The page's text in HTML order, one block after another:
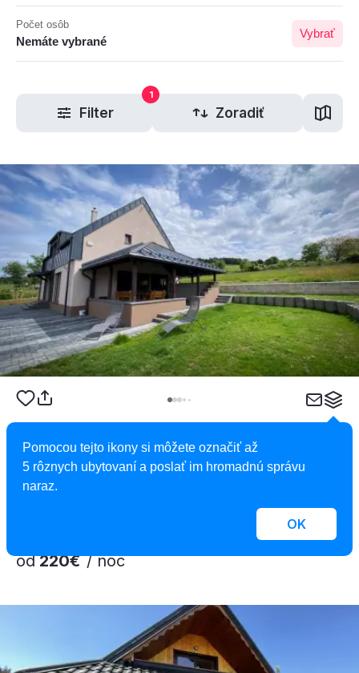
Počet osôb
Nemáte vybrané
Vybrať
Filter
1
Zoradiť
Chata Bratka
Chata, Detvianska Huta, Slovensko
11 osôb, 98 m
od220€ / noc
Pomocou tejto ikony si môžete označiť až
5 rôznych ubytovaní a poslať im hromadnú správu
naraz.
OK